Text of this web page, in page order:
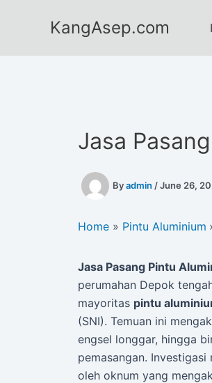
KangAsep.com
Jasa
Byadmin /June 26,
Home Pintu Aluminium
Jasa Pasang Pintu
perumahan Depok
mayoritas pintu
(SNI). Temuan ini
engsel longgar, hingga
pemasangan.
oleh oknum yang